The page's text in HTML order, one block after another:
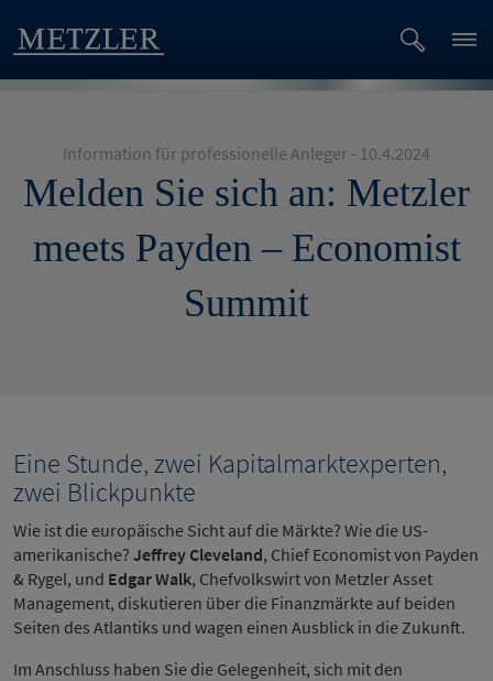
Information für professionelle Anleger - 10.4.2024
Melden Sie sich an: Metzler
meets Payden – Economist
Summit
Eine Stunde, zwei Kapitalmarktexperten,
zwei Blickpunkte
Wie ist die europäische Sicht auf die Märkte? Wie die US-
amerikanische? Jeffrey Cleveland, Chief Economist von Payden
& Rygel, und Edgar Walk, Chefvolkswirt von Metzler Asset
Management, diskutieren über die Finanzmärkte auf beiden
Seiten des Atlantiks und wagen einen Ausblick in die Zukunft.
Im Anschluss haben Sie die Gelegenheit, sich mit den